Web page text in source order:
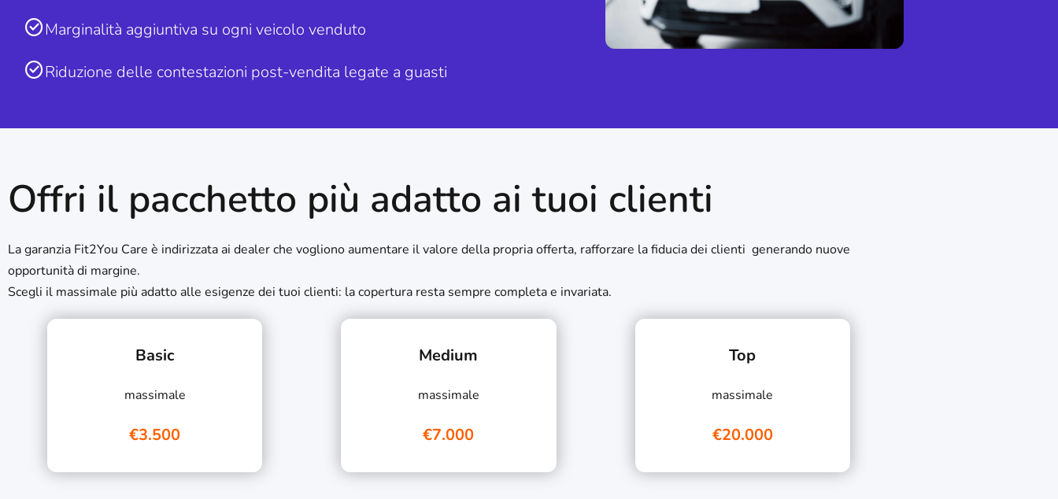
Marginalità aggiuntiva su ogni veicolo venduto
Riduzione delle contestazioni post-vendita legate a guasti
Offri il pacchetto più adatto ai tuoi clienti
La garanzia Fit2You Care è indirizzata ai dealer che vogliono aumentare il valore della propria offerta, rafforzare la fiducia dei clienti generando nuove
opportunità di margine.
Scegli il massimale più adatto alle esigenze dei tuoi clienti: la copertura resta sempre completa e invariata.
Basic
massimale
€3.500
Medium
massimale
€7.000
Top
massimale
€20.000